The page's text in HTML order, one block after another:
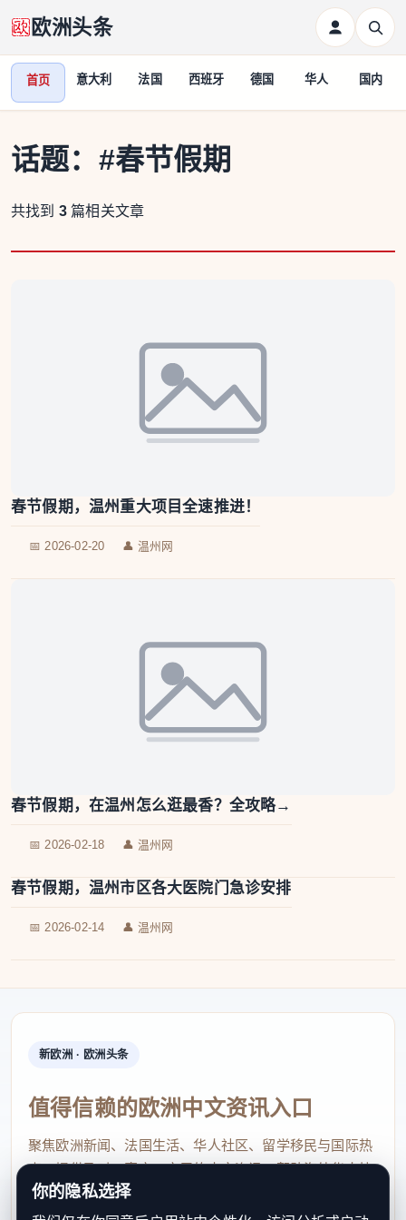
欧洲头条
首页 意大利 法国 西班牙 德国 华人 国内
话题： #春节假期
共找到 3 篇相关文章
春节假期，温州重大项目全速推进！
📅 2026-02-20 👤 温州网
春节假期，在温州怎么逛最香？全攻略→
📅 2026-02-18 👤 温州网
春节假期，温州市区各大医院门急诊安排
📅 2026-02-14 👤 温州网
新欧洲 · 欧洲头条
值得信赖的欧洲中文资讯入口
聚焦欧洲新闻、法国生活、华人社区、留学移民与国际热
点，提供及时、真实、实用的中文资讯，帮助海外华人快
速了解欧洲动态。
你的隐私选择